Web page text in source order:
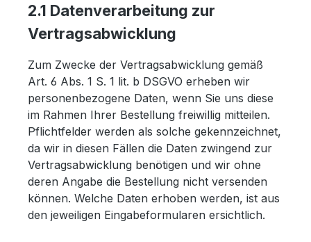
2.1 Datenverarbeitung zur
Vertragsabwicklung
Zum Zwecke der Vertragsabwicklung gemäß
Art. 6 Abs. 1 S. 1 lit. b DSGVO erheben wir
personenbezogene Daten, wenn Sie uns diese
im Rahmen Ihrer Bestellung freiwillig mitteilen.
Pflichtfelder werden als solche gekennzeichnet,
da wir in diesen Fällen die Daten zwingend zur
Vertragsabwicklung benötigen und wir ohne
deren Angabe die Bestellung nicht versenden
können. Welche Daten erhoben werden, ist aus
den jeweiligen Eingabeformularen ersichtlich.